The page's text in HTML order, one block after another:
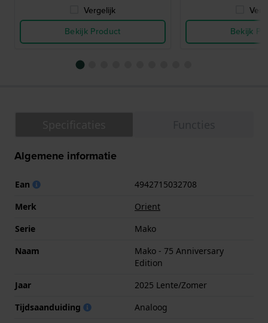
Vergelijk
Bekijk Product
Bekijk
Algemene informatie
Ean
4942715032708
Merk
Orient
Serie
Mako
Naam
Mako - 75 Anniversary
Edition
Jaar
2025 Lente/Zomer
Tijdsaanduiding
Analoog